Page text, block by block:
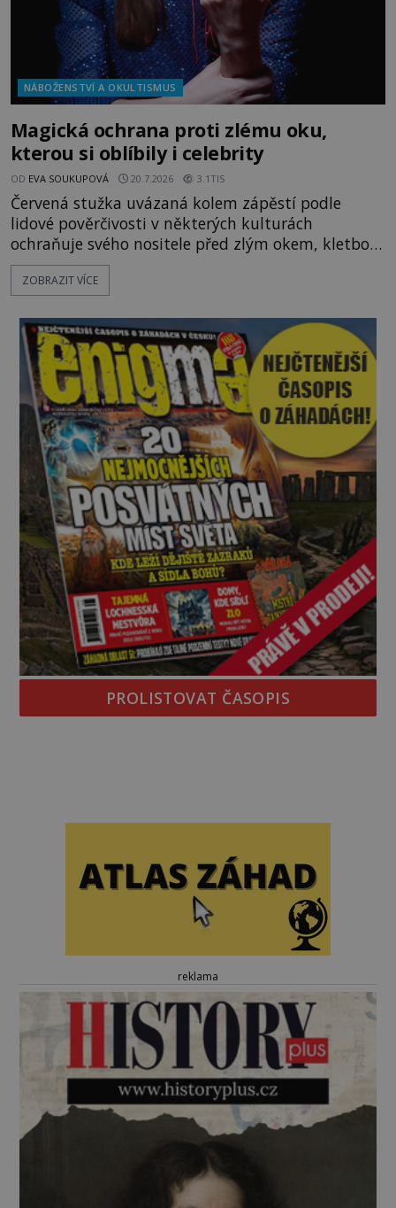
NÁBOŽENSTVÍ A OKULTISMUS
Magická ochrana proti zlému oku,
kterou si oblíbily i celebrity
OD EVA SOUKUPOVÁ 20.7.2026 3.1TIS
Červená stužka uvázaná kolem zápěstí podle
lidové pověrčivosti v některých kulturách
ochraňuje svého nositele před zlým okem, kletbou,
která může přivodit neštěstí či nemoc. S tímto
nenápadným symbolem magické ochrany lze
nebo Leonarda DiCapria. Na Blízkém východě a v
židovských komunitách po celém světě, je
ZOBRAZIT VÍCE
PROLISTOVAT ČASOPIS
reklama